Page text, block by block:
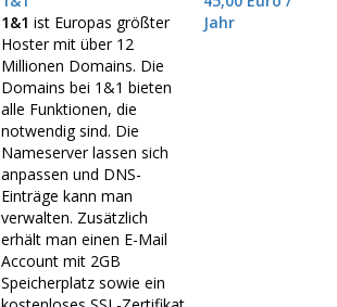
1&1 ist Europas größter
Hoster mit über 12
Millionen Domains. Die
Domains bei 1&1 bieten
alle Funktionen, die
notwendig sind. Die
Nameserver lassen sich
anpassen und DNS-
Einträge kann man
verwalten. Zusätzlich
erhält man einen E-Mail
Account mit 2GB
Speicherplatz sowie ein
Jahr